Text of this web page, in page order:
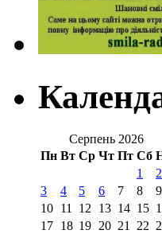
Серпень 2026
Пн Вт Ср Чт Пт Сб
1
2
3
4 5 6 7 8
9
10 11 12 13 14 15
17 18 19 20 21 22